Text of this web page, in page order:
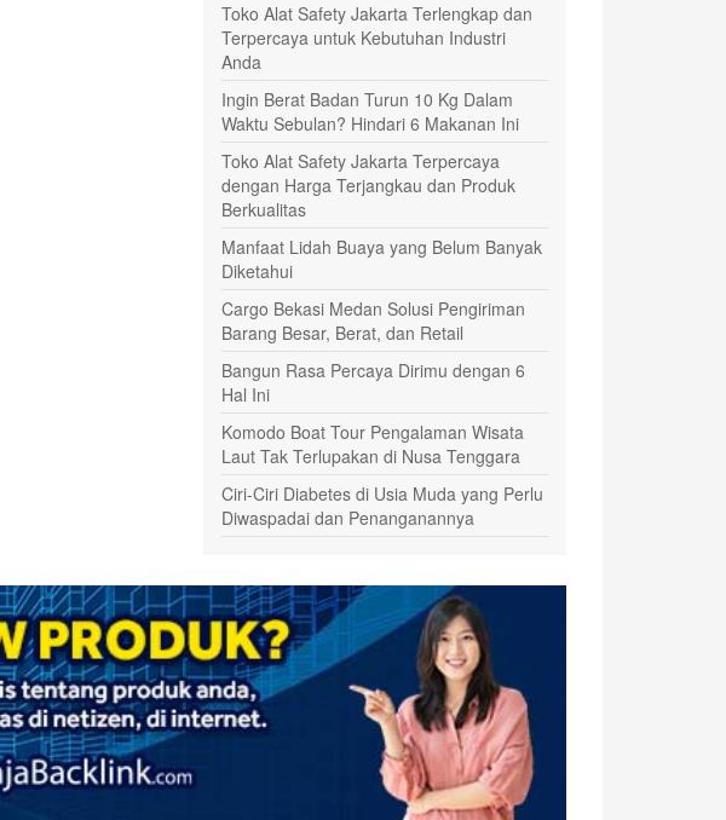
Toko Alat Safety Jakarta Terlengkap dan
Terpercaya untuk Kebutuhan Industri
Anda
Ingin Berat Badan Turun 10 Kg Dalam
Waktu Sebulan? Hindari 6 Makanan Ini
Toko Alat Safety Jakarta Terpercaya
dengan Harga Terjangkau dan Produk
Berkualitas
Manfaat Lidah Buaya yang Belum Banyak
Diketahui
Cargo Bekasi Medan Solusi Pengiriman
Barang Besar, Berat, dan Retail
Bangun Rasa Percaya Dirimu dengan 6
Hal Ini
Komodo Boat Tour Pengalaman Wisata
Laut Tak Terlupakan di Nusa Tenggara
Ciri-Ciri Diabetes di Usia Muda yang Perlu
Diwaspadai dan Penanganannya